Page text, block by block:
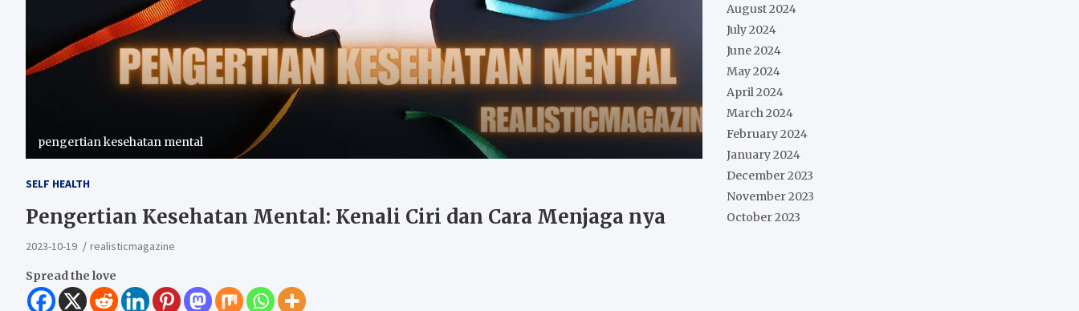
pengertian kesehatan mental
SELF HEALTH
Pengertian Kesehatan Mental: Kenali Ciri dan Cara Menjaga nya
2023-10-19 realisticmagazine
Spread the love
August 2024
July 2024
June 2024
May 2024
April 2024
March 2024
February 2024
January 2024
December 2023
November 2023
October 2023